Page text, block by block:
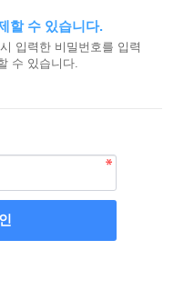
할 수 있습니다.
입력한 비밀번호를 입력
수 있습니다.